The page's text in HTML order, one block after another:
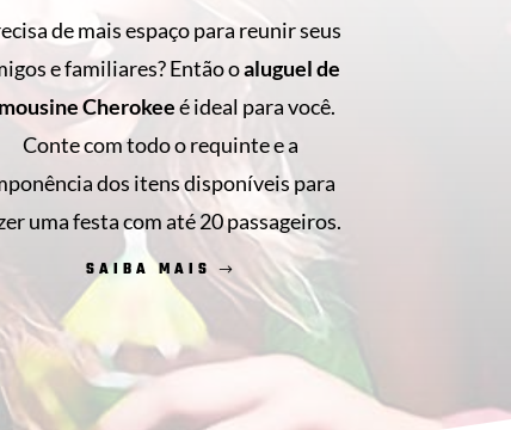
de mais espaço para reunir seus
e familiares? Então oaluguel de
Cherokeeé ideal para você.
Conte com todo o requinte e a
dos itens disponíveis para
uma festa com até 20 passageiros.
SAIBA MAIS